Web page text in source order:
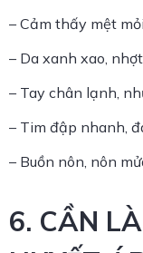
– Cảm thấy mệt
– Da xanh xao,
– Tay chân lạnh,
– Tim đập nhanh,
– Buồn nôn, nôn
6. CẦN